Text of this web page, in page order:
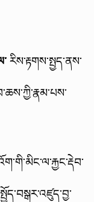
རིས་རྟགས་སྤྱད་ནས་